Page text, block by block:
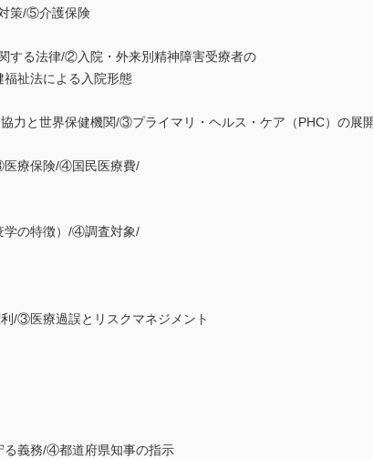
策/⑤介護保険
る法律/②入院・外来別精神障害受療者の
祉法による入院形態
と世界保健機関/③プライマリ・ヘルス・ケア（PHC）の展
療保険/④国民医療費/
の特徴）/④調査対象/
医療過誤とリスクマネジメント
務/④都道府県知事の指示